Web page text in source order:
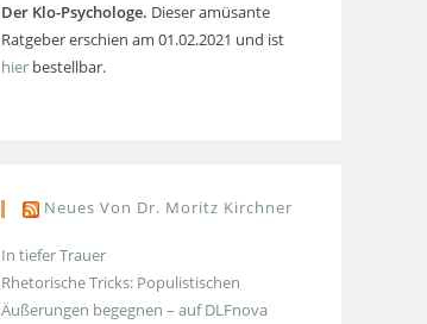
Der Klo-Psychologe. Dieser amüsante
Ratgeber erschien am 01.02.2021 und ist
hier bestellbar.
Neues Von Dr. Moritz Kirchner
In tiefer Trauer
Rhetorische Tricks: Populistischen
Äußerungen begegnen – auf DLFnova